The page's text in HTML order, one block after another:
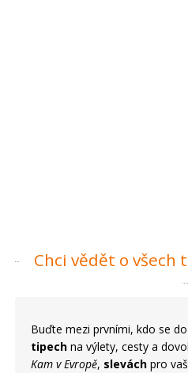
Chci vědět o všech
Buďte mezi prvními, kdo se
tipech na výlety, cesty a
Kam v Evropě, slevách pro